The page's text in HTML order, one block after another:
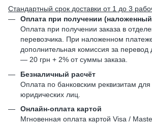
Стандартный срок доставки от 1 до 3
Оплата при получении
Оплата при получении заказа в
перевозчика. При наложенном
дополнительная комиссия за перевод
— 20 грн + 2% от суммы заказа.
Безналичный расчёт
Оплата по банковским реквизитам
юридических лиц.
Онлайн-оплата картой
Мгновенная оплата картой Visa /